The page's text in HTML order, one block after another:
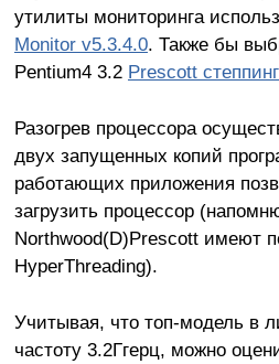
утилиты мониторинга
Monitor v5.3.4.0. Также бы
Pentium4 3.2 Prescott
Разогрев процессора
двух запущенных копий
работающих приложения
загрузить процессор
Northwood(D)Prescott имеют
HyperThreading).
Учитывая, что топ-модель в
частоту 3.2Ггерц, можно